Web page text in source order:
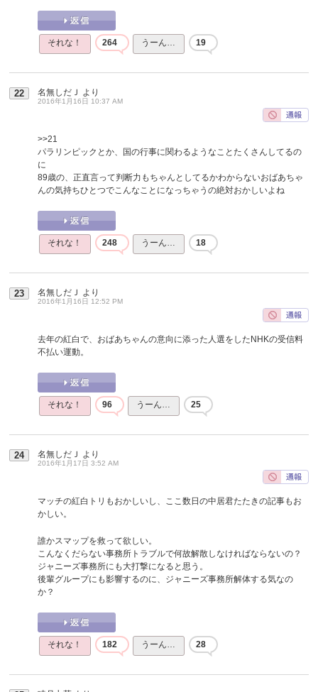
それな！ 264 うーん… 19
22 名無しだＪ より
2016年1月16日 10:37 AM
>>21
パラリンピックとか、国の行事に関わるようなことたくさんしてるの
に
89歳の、正直言って判断力もちゃんとしてるかわからないおばあちゃ
んの気持ちひとつでこんなことになっちゃうの絶対おかしいよね
それな！ 248 うーん… 18
23 名無しだＪ より
2016年1月16日 12:52 PM
去年の紅白で、おばあちゃんの意向に添った人選をしたNHKの受信料
不払い運動。
それな！ 96 うーん… 25
24 名無しだＪ より
2016年1月17日 3:52 AM
マッチの紅白トリもおかしいし、ここ数日の中居君たたきの記事もお
かしい。
誰かスマップを救って欲しい。
こんなくだらない事務所トラブルで何故解散しなければならないの？
ジャニーズ事務所にも大打撃になると思う。
後輩グループにも影響するのに、ジャニーズ事務所解体する気なの
か？
それな！ 182 うーん… 28